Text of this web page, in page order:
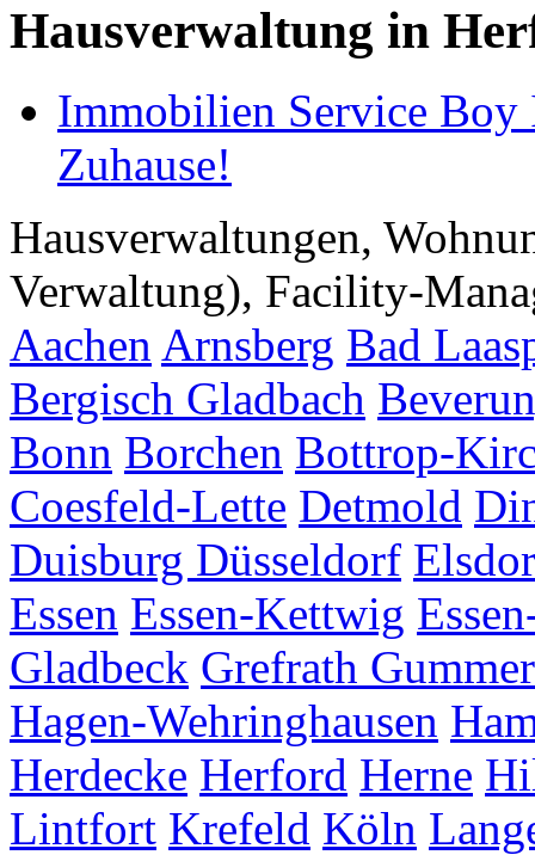
Hausverwaltung in
Immobilien Service
Zuhause!
Hausverwaltungen,
Verwaltung), Facility-
Aachen Arnsberg Bad
Bergisch Gladbach
Bonn Borchen Bottrop-
Coesfeld-Lette Detmold
Duisburg Düsseldorf
Essen Essen-Kettwig
Gladbeck Grefrath
Hagen-Wehringhausen
Herdecke Herford Herne
Lintfort Krefeld Köln